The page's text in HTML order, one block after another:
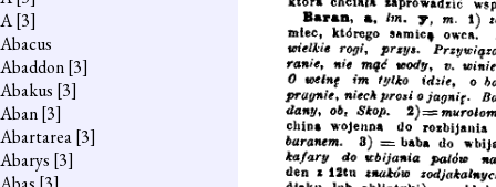
A[3]
Abacus
Abaddon[3]
Abakus [3]
Aban[3]
Abartarea[3]
Abarys [3]